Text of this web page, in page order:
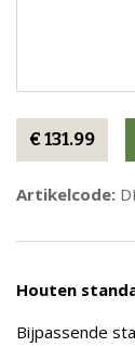
€ 131.99
Artikelcode:
Houten
Bijpassende